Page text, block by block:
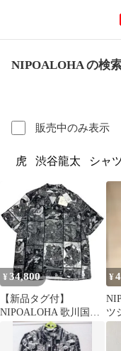
NIPOALOHA の検
販売中のみ表示
虎 渋谷龍太 シャ
¥ 34,800
【新品タグ付】
NIPOALOHA 歌川国芳
総柄 レーヨン アロハシ
ャツ 半袖
¥
ツ
ャツ